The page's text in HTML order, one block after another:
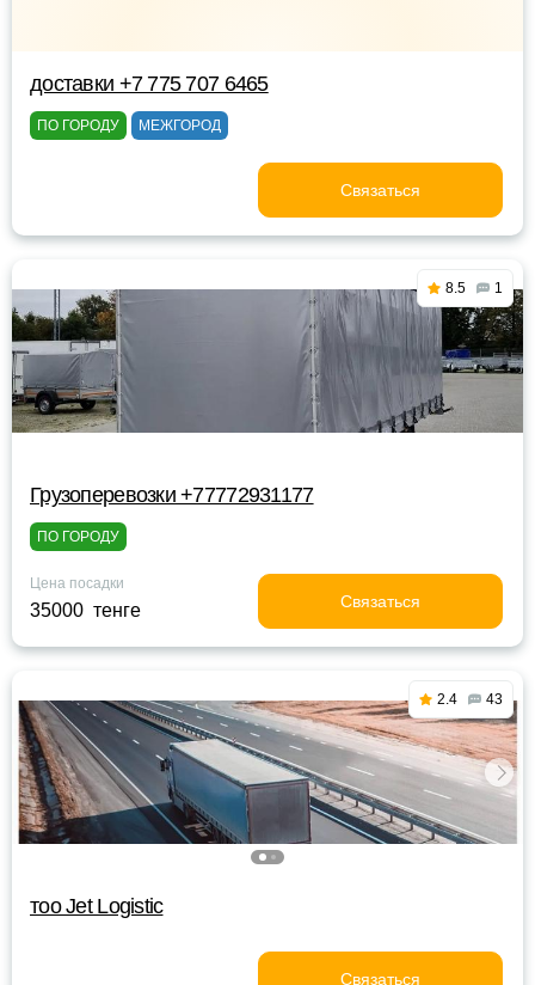
доставки +7 775 707 6465
ПО ГОРОДУ МЕЖГОРОД
Связаться
8.5 1
Грузоперевозки +77772931177
ПО ГОРОДУ
Цена посадки
35000 тенге Связаться
2.4 43
тоо Jet Logistic
Связаться